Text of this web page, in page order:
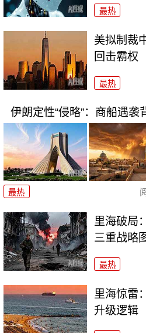
最热
美拟制裁
回击霸权
最热
伊朗定性“侵略”：商船遇
最热
里海破局
三重战略
最热
里海惊雷
升级逻辑